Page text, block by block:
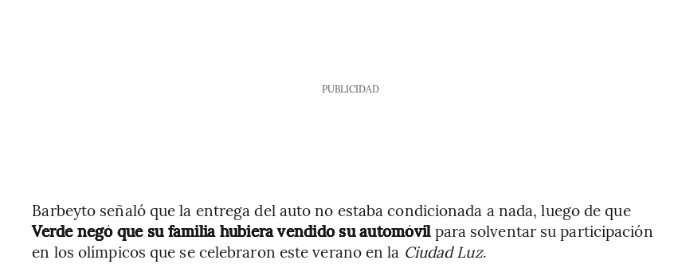
PUBLICIDAD
Barbeyto señaló que la entrega del auto no estaba condicionada a nada, luego de que
Verde negó que su familia hubiera vendido su automóvilpara solventar su participación
en los olímpicos que se celebraron este verano en la Ciudad Luz.